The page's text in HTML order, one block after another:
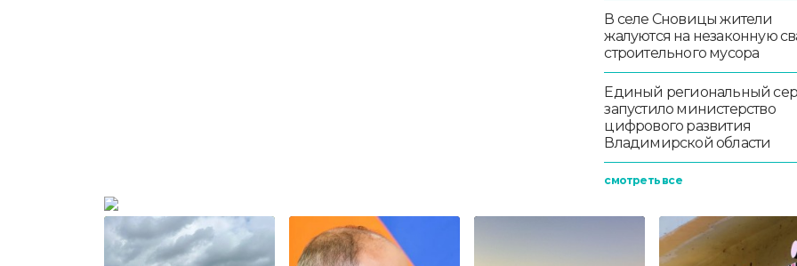
В селе Сновицы жители
жалуются на незаконную
строительного мусора
Единый региональный
запустило министерство
цифрового развития
Владимирской области
смотреть все